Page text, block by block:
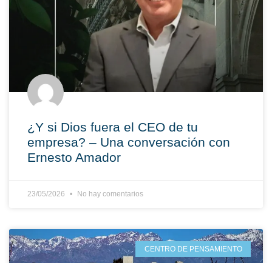
¿Y si Dios fuera el CEO de tu
empresa? – Una conversación con
Ernesto Amador
23/05/2026 No hay comentarios
CENTRO DE PENSAMIENTO